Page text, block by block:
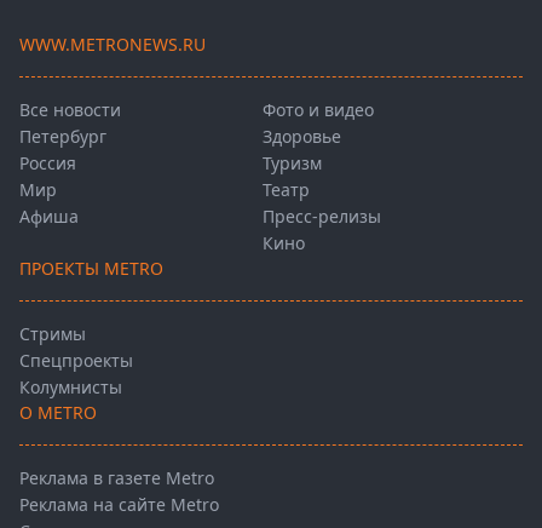
WWW.METRONEWS.RU
Все новости
Петербург
Россия
Мир
Афиша
Фото и видео
Здоровье
Туризм
Театр
Пресс-релизы
Кино
ПРОЕКТЫ METRO
Стримы
Спецпроекты
Колумнисты
О METRO
Реклама в газете Metro
Реклама на сайте Metro